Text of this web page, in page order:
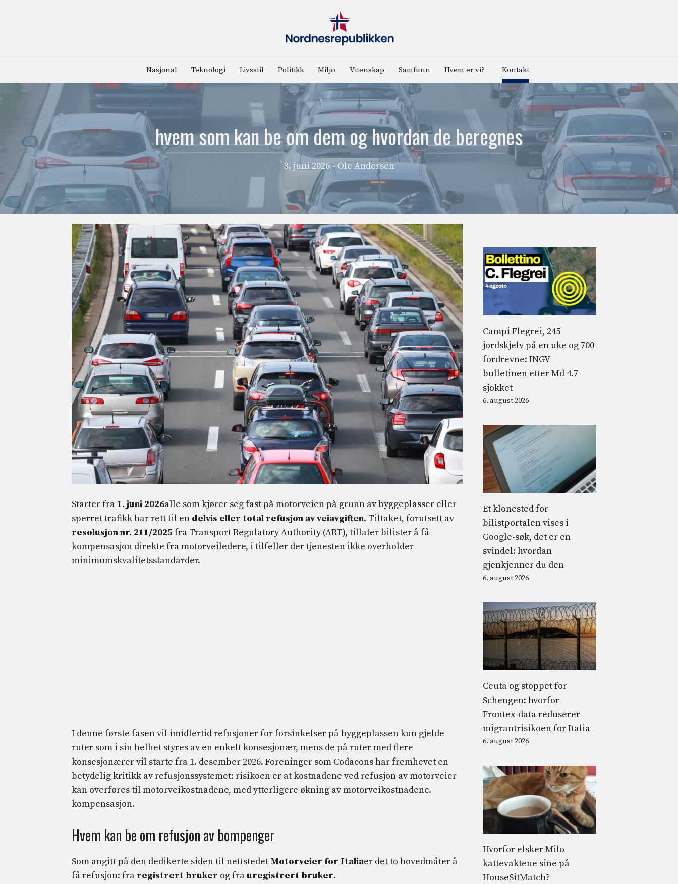
Nasjonal Teknologi Livsstil Politikk Miljø Vitenskap Samfunn Hvem er vi? Kontakt
hvem som kan be om dem og hvordan de beregnes
3. juni 2026 - Ole Andersen
Starter fra 1. juni 2026alle som kjører seg fast på motorveien på grunn av byggeplasser eller
sperret trafikk har rett til en delvis eller total refusjon av veiavgiften. Tiltaket, forutsett av
resolusjon nr. 211/2025 fra Transport Regulatory Authority (ART), tillater bilister å få
kompensasjon direkte fra motorveiledere, i tilfeller der tjenesten ikke overholder
minimumskvalitetsstandarder.
I denne første fasen vil imidlertid refusjoner for forsinkelser på byggeplassen kun gjelde
ruter som i sin helhet styres av en enkelt konsesjonær, mens de på ruter med flere
konsesjonærer vil starte fra 1. desember 2026. Foreninger som Codacons har fremhevet en
betydelig kritikk av refusjonssystemet: risikoen er at kostnadene ved refusjon av motorveier
kan overføres til motorveikostnadene, med ytterligere økning av motorveikostnadene.
kompensasjon.
Hvem kan be om refusjon av bompenger
Som angitt på den dedikerte siden til nettstedet Motorveier for Italiaer det to hovedmåter å
få refusjon: fra registrert bruker og frauregistrert bruker.
Campi Flegrei, 245
jordskjelv på en uke og 700
fordrevne: INGV-
bulletinen etter Md 4.7-
sjokket
6. august 2026
Et klonested for
bilistportalen vises i
Google-søk, det er en
svindel: hvordan
gjenkjenner du den
6. august 2026
Ceuta og stoppet for
Schengen: hvorfor
Frontex-data reduserer
migrantrisikoen for Italia
6. august 2026
Hvorfor elsker Milo
kattevaktene sine på
HouseSitMatch?